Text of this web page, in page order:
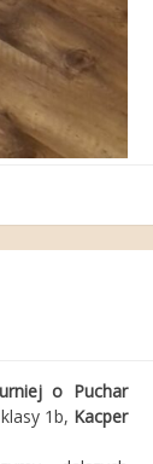
o Puchar
1b, Kacper